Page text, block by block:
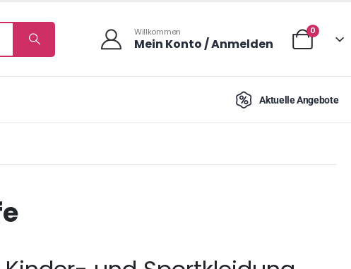
Willkommen
Mein Konto / Anmelden
0
Aktuelle Angebote